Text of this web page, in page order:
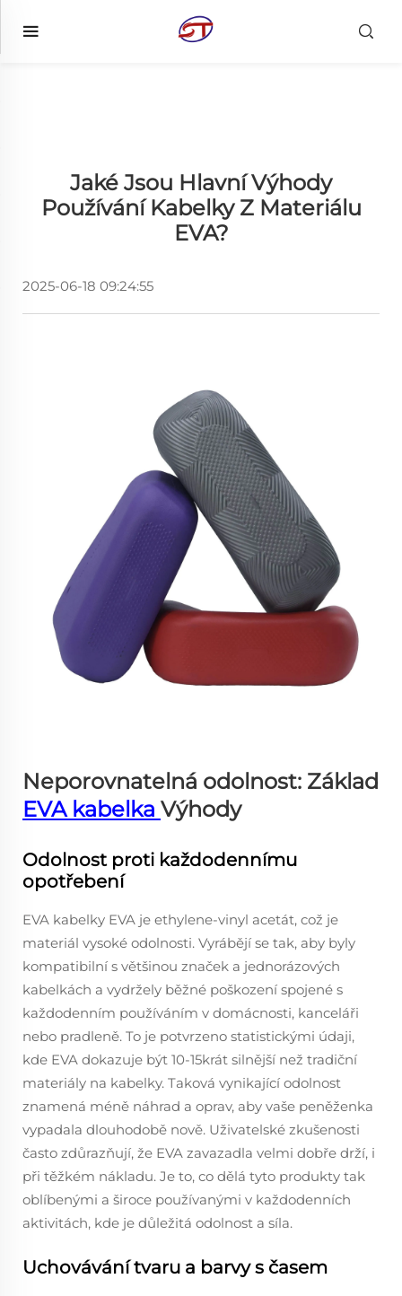
Jaké Jsou Hlavní Výhody
Používání Kabelky Z Materiálu
EVA?
2025-06-18 09:24:55
Neporovnatelná odolnost: Základ
EVA kabelka Výhody
Odolnost proti každodennímu
opotřebení
EVA kabelky EVA je ethylene-vinyl acetát, což je
materiál vysoké odolnosti. Vyrábějí se tak, aby byly
kompatibilní s většinou značek a jednorázových
kabelkách a vydržely běžné poškození spojené s
každodenním používáním v domácnosti, kanceláři
nebo pradleně. To je potvrzeno statistickými údaji,
kde EVA dokazuje být 10-15krát silnější než tradiční
materiály na kabelky. Taková vynikající odolnost
znamená méně náhrad a oprav, aby vaše peněženka
vypadala dlouhodobě nově. Uživatelské zkušenosti
často zdůrazňují, že EVA zavazadla velmi dobře drží, i
při těžkém nákladu. Je to, co dělá tyto produkty tak
oblíbenými a široce používanými v každodenních
aktivitách, kde je důležitá odolnost a síla.
Uchovávání tvaru a barvy s časem